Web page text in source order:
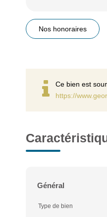
Nos honoraires
Ce bien est
https://
Général
Type de bien